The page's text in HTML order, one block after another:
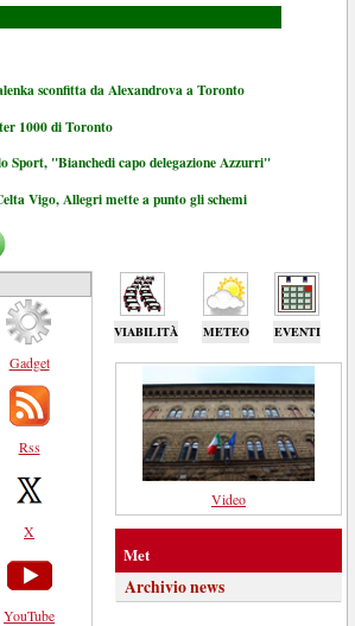
sconfitta da Alexandrova a Toronto
1000 di Toronto
Sport, "Bianchedi capo delegazione Azzurri"
Vigo, Allegri mette a punto gli schemi
VIABILITÀ METEO EVENTI
Gadget
Rss
X
YouTube
Video
Met
Archivio news